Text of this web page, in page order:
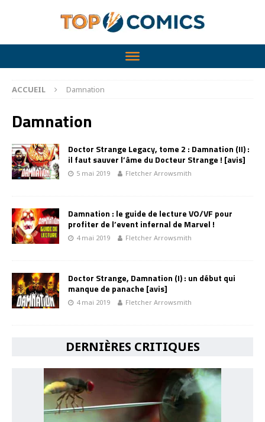
ACCUEIL Damnation
Damnation
Doctor Strange Legacy, tome 2 : Damnation (II) :
il faut sauver l’âme du Docteur Strange ! [avis]
5 mai 2019 Fletcher Arrowsmith
Damnation : le guide de lecture VO/VF pour
profiter de l’event infernal de Marvel !
4 mai 2019 Fletcher Arrowsmith
Doctor Strange, Damnation (I) : un début qui
manque de panache [avis]
4 mai 2019 Fletcher Arrowsmith
DERNIÈRES CRITIQUES